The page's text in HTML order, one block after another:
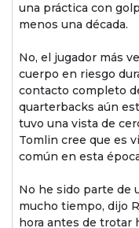
una práctica con
menos una década.
No, el jugador más
cuerpo en riesgo
contacto completo
quarterbacks aún
tuvo una vista de
Tomlin cree que es
común en esta
No he sido parte
mucho tiempo, dijo
hora antes de trotar